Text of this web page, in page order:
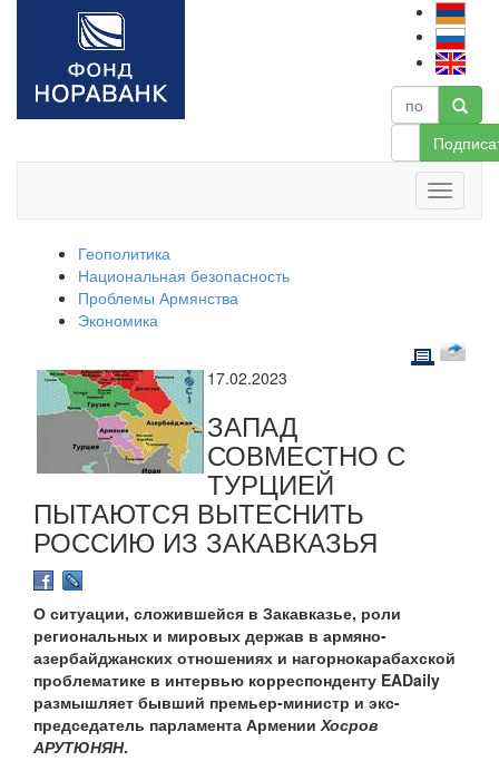
Геополитика
Национальная безопасность
Проблемы Армянства
Экономика
17.02.2023
ЗАПАД
СОВМЕСТНО С
ТУРЦИЕЙ
ПЫТАЮТСЯ ВЫТЕСНИТЬ
РОССИЮ ИЗ ЗАКАВКАЗЬЯ
О ситуации, сложившейся в Закавказье, роли
региональных и мировых держав в армяно-
азербайджанских отношениях и нагорнокарабахской
проблематике в интервью корреспонденту EADaily
размышляет бывший премьер-министр и экс-
председатель парламента АрменииХосров
АРУТЮНЯН.